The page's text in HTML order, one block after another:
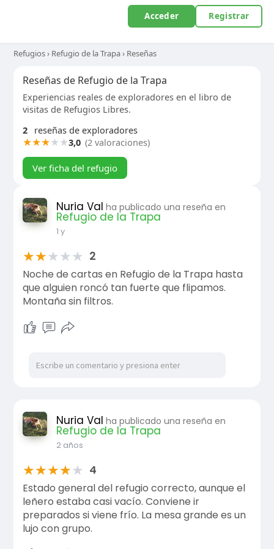
Acceder Registrar
Refugios› Refugio de la Trapa› Reseñas
Reseñas de Refugio de la Trapa
Experiencias reales de exploradores en el libro de
visitas de Refugios Libres.
2
reseñas de exploradores
★★★★★3,0 (2 valoraciones)
Ver ficha del refugio
Nuria Val ha publicado una reseña en
Refugio de la Trapa
1 y
★★★★★ 2
Noche de cartas en Refugio de la Trapa hasta
que alguien roncó tan fuerte que flipamos.
Montaña sin filtros.
Nuria Val ha publicado una reseña en
Refugio de la Trapa
2 años
★★★★★ 4
Estado general del refugio correcto, aunque el
leñero estaba casi vacío. Conviene ir
preparados si viene frío. La mesa grande es un
lujo con grupo.